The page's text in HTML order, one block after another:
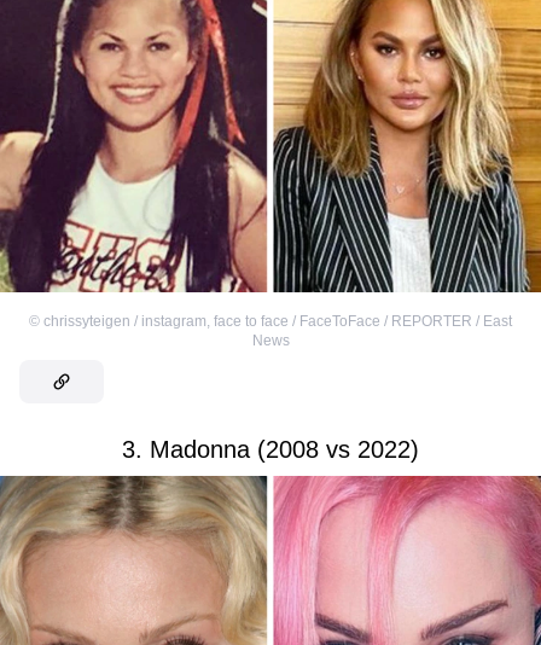
© chrissyteigen / instagram, face to face / FaceToFace / REPORTER / East
News
3. Madonna (2008 vs 2022)